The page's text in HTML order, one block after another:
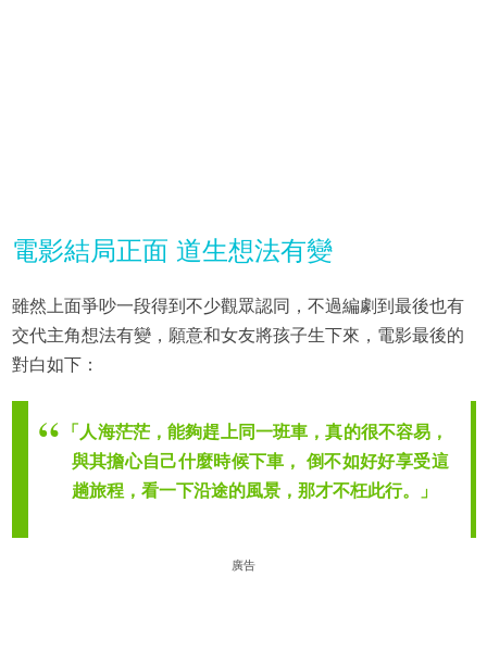
電影結局正面 道生想法有變
雖然上面爭吵一段得到不少觀眾認同，不過編劇到最後也有
交代主角想法有變，願意和女友將孩子生下來，電影最後的
對白如下：
「人海茫茫，能夠趕上同一班車，真的很不容易，
與其擔心自己什麼時候下車， 倒不如好好享受這
趟旅程，看一下沿途的風景，那才不枉此行。」
廣告